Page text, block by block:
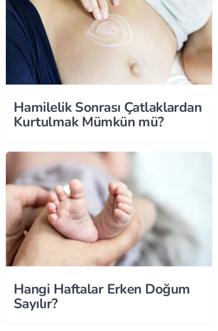
Hamilelik Sonrası Çatlaklardan
Kurtulmak Mümkün mü?
Hangi Haftalar Erken Doğum
Sayılır?